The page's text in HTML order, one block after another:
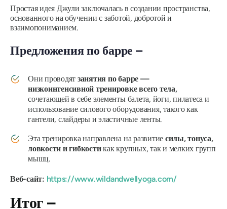
Простая идея Джули заключалась в создании пространства,
основанного на обучении с заботой, добротой и
взаимопониманием.
Предложения по барре –
Они проводят занятия по барре —
низкоинтенсивной тренировке всего тела,
сочетающей в себе элементы балета, йоги, пилатеса и
использование силового оборудования, такого как
гантели, слайдеры и эластичные ленты.
Эта тренировка направлена ​​на развитие силы, тонуса,
ловкости и гибкостикак крупных, так и мелких групп
мышц.
Веб-сайт: https://www.wildandwellyoga.com/
Итог –